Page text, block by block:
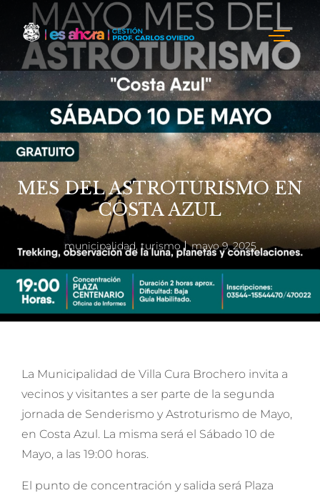
MES DEL ASTROTURISMO EN
COSTA AZUL
municipalidad, turismo mayo 9, 2025
La Municipalidad de Villa Cura Brochero invita a
vecinos y visitantes a ser parte de la segunda
jornada de Senderismo y Astroturismo de Mayo,
en Costa Azul. La misma será el Sábado 10 de
Mayo, a las 19:00 horas.
El punto de concentración y salida será Plaza